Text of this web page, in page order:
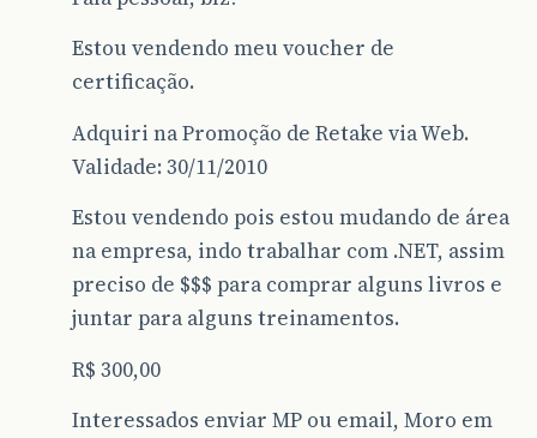
Estou vendendo meu voucher de
certificação.
Adquiri na Promoção de Retake via Web.
Validade: 30/11/2010
Estou vendendo pois estou mudando de área
na empresa, indo trabalhar com .NET, assim
preciso de $$$ para comprar alguns livros e
juntar para alguns treinamentos.
R$ 300,00
Interessados enviar MP ou email, Moro em